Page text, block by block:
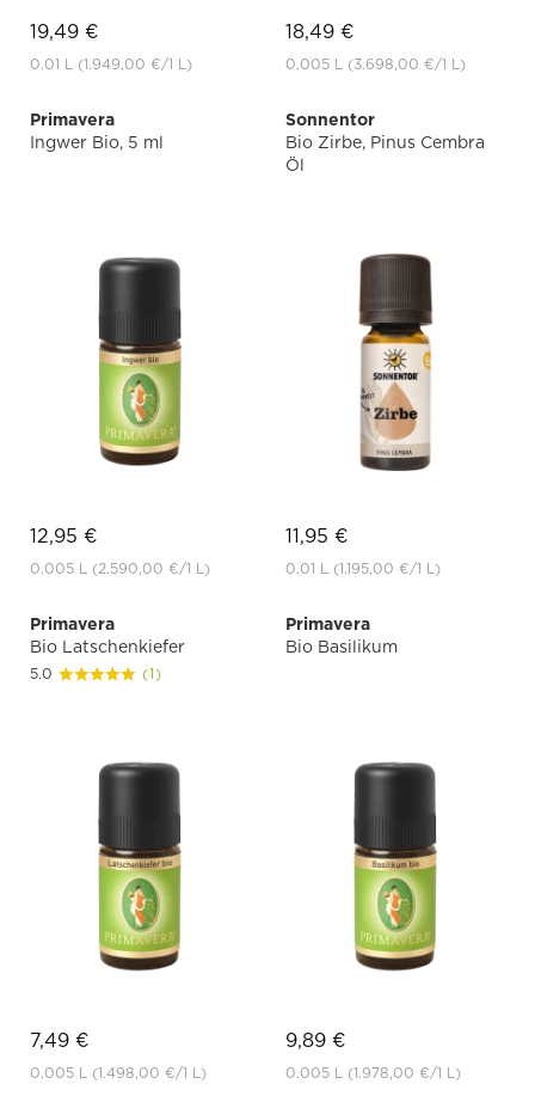
19,49 €
0.01 L (1.949,00 €/1 L)
18,49 €
0.005 L (3.698,00 €/1 L)
Primavera
Ingwer Bio, 5 ml
12,95 €
0.005 L (2.590,00 €/1 L)
Sonnentor
Bio Zirbe, Pinus Cembra
Öl
11,95 €
0.01 L (1.195,00 €/1 L)
Primavera
Bio Latschenkiefer
5.0 (1)
7,49 €
0.005 L (1.498,00 €/1 L)
Primavera
Bio Basilikum
9,89 €
0.005 L (1.978,00 €/1 L)